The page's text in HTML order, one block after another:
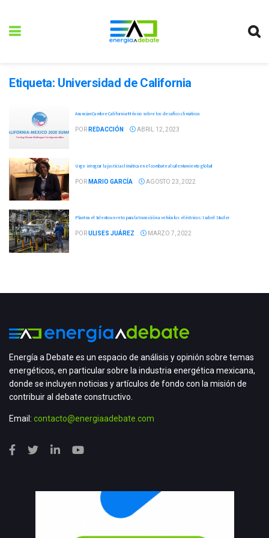
Etiqueta: Universidad de California
Anuncian Cumbre California-México sobre los desafíos climáticos
POR REDACCIÓN ABRIL 12, 2023
Urge integrar la justicia climática en el combate al calentamiento global
POR MARIO GARCÍA AGOSTO 23, 2022
Plantea el talento un reto para la transición a vehículos eléctricos: Isabel Studer
PORULISES JUÁREZ MARZO 7, 2022
Energía a Debate es un espacio de análisis y opinión sobre temas
energéticos, en particular sobre la industria energética mexicana,
donde se incluyen noticias y artículos de fondo con la misión de
contribuir al debate constructivo.
Email: contacto@energiaadebate.com